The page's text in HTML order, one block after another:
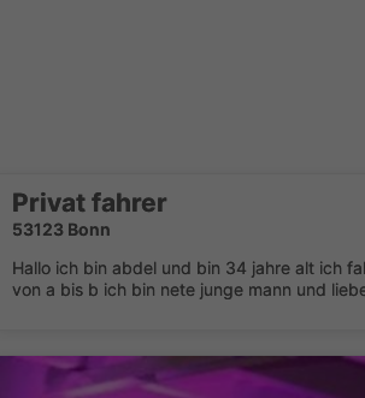
Privat fahrer
53123 Bonn
Hallo ich bin abdel und bin 34 jahre alt ich
von a bis b ich bin nete junge mann und